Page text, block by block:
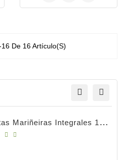
De 16 Artículo(s)
Galletas Mariñeiras Integrales 180g BIO